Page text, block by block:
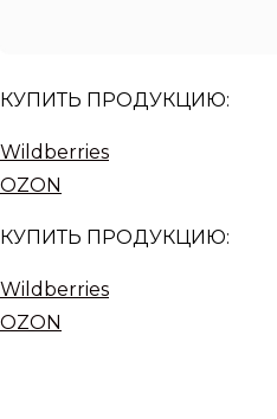
КУПИТЬ ПРОДУКЦИЮ:
Wildberries
OZON
КУПИТЬ ПРОДУКЦИЮ:
Wildberries
OZON